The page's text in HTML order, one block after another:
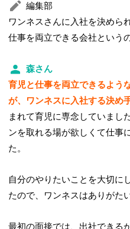
編集部
ワンネスさんに入社を決めら
仕事を両立できる会社という
森さん
育児と仕事を両立できるよう
が、ワンネスに入社する決め
まれて育児に専念していまし
ンを取れる場が欲しくて仕事
た。
自分のやりたいことを大切に
たので、ワンネスはありがた
最初の面接では、出社できる